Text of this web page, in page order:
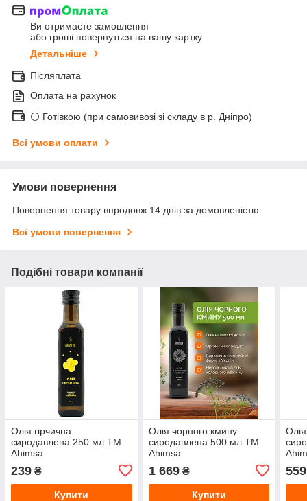
Ви отримаєте замовлення
або гроші повернуться на вашу картку
Детальніше
Післяплата
Оплата на рахунок
⚪ Готівкою (при самовивозі зі складу в р. Дніпро)
Всі умови оплати
Умови повернення
Повернення товару впродовж 14 днів за домовленістю
Всі умови повернення
Подібні товари компанії
Олія гірчична
сиродавлена 250 мл TM
Ahimsa
239 ₴
Купити
Олія чорного кмину
сиродавлена 500 мл TM
Ahimsa
1 669₴
Купити
559